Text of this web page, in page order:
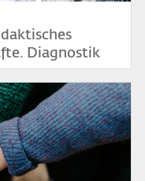
Diagnostik